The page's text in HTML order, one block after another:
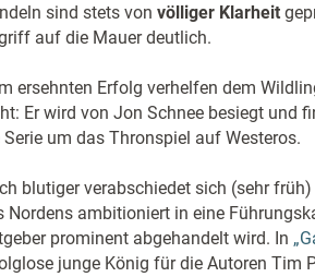
sind stets von völliger Klarheit
auf die Mauer deutlich.
ersehnten Erfolg verhelfen dem
Er wird von Jon Schnee besiegt und
Serie um das Thronspiel auf Westeros.
blutiger verabschiedet sich (sehr
Nordens ambitioniert in eine
prominent abgehandelt wird. In
junge König für die Autoren Tim